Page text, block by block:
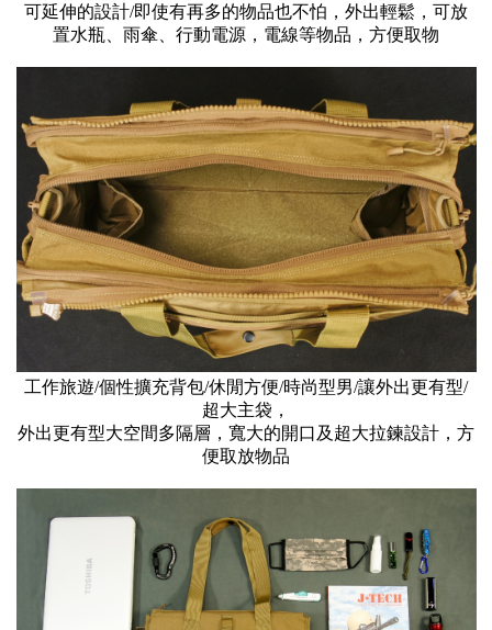
可延伸的設計/即使有再多的物品也不怕，外出輕鬆，可放
置水瓶、雨傘、行動電源，電線等物品，方便取物
工作旅遊/個性擴充背包/休閒方便/時尚型男/讓外出更有型/
超大主袋，
外出更有型大空間多隔層，寬大的開口及超大拉鍊設計，方
便取放物品